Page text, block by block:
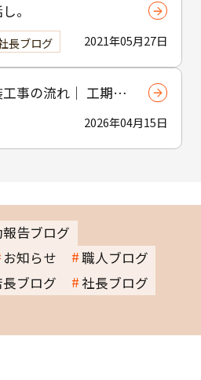
。
2021年05月27日
長ブログ
工事の流れ｜ 工期・
りやすく解説2026年04月15日
告ブログ
お知らせ
職人ブログ
ブログ
社長ブログ